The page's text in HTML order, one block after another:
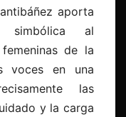
aporta
simbólica al
de la
voces en una
las
y la carga